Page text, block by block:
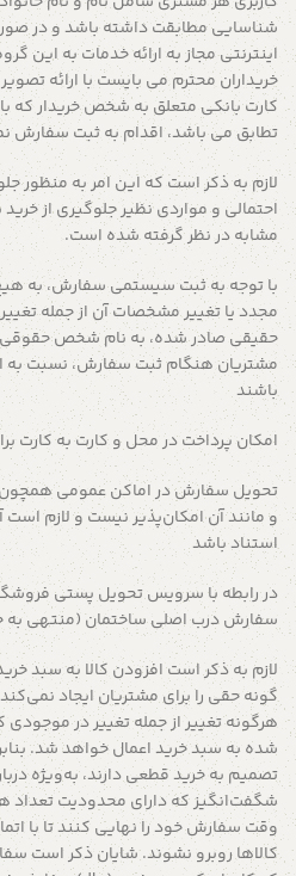
شناسایی مطابقت داشته باشد و در
اینترنتی مجاز به ارائه خدمات به این
خریداران محترم می بایست با ارائه
کارت بانکی متعلق به شخص خریدار
تطابق می باشد، اقدام به ثبت سفارش
لازم به ذکر است که این امر به منظور
احتمالی و مواردی نظیر جلوگیری از
مشابه در نظر گرفته شده است.
با توجه به ثبت سیستمی سفارش، به
مجدد یا تغییر مشخصات آن از جمله
حقیقی صادر شده، به نام شخص حقوقی
مشتریان هنگام ثبت سفارش، نسبت به
باشند
امکان پرداخت در محل و کارت به کارت
تحویل سفارش در اماکن عمومی همچون
و مانند آن امکان‌پذیر نیست و لازم
استناد باشد
در رابطه با سرویس تحویل پستی
سفارش درب اصلی ساختمان (منتهی به
لازم به ذکر است افزودن کالا به سبد
گونه حقی را برای مشتریان ایجاد
هرگونه تغییر از جمله تغییر در موجودی
شده به سبد خرید اعمال خواهد شد.
تصمیم به خرید قطعی دارند، به‌ویژه
شگفت‌انگیز که دارای محدودیت
وقت سفارش خود را نهایی کنند تا با
کالاها روبرو نشوند. شایان ذکر است